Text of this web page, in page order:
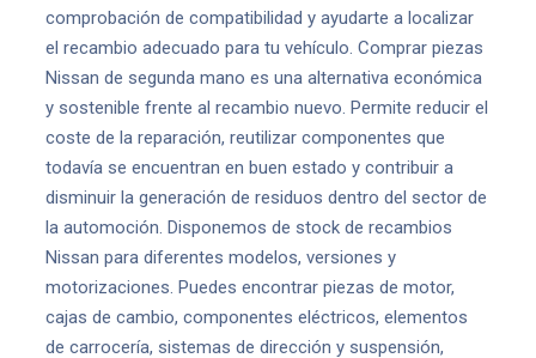
comprobación de compatibilidad y ayudarte a localizar
el recambio adecuado para tu vehículo. Comprar piezas
Nissan de segunda mano es una alternativa económica
y sostenible frente al recambio nuevo. Permite reducir el
coste de la reparación, reutilizar componentes que
todavía se encuentran en buen estado y contribuir a
disminuir la generación de residuos dentro del sector de
la automoción. Disponemos de stock de recambios
Nissan para diferentes modelos, versiones y
motorizaciones. Puedes encontrar piezas de motor,
cajas de cambio, componentes eléctricos, elementos
de carrocería, sistemas de dirección y suspensión,